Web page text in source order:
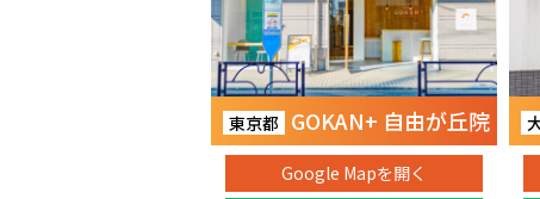
東京都 GOKAN+ 自由が丘院
Google Mapを開く